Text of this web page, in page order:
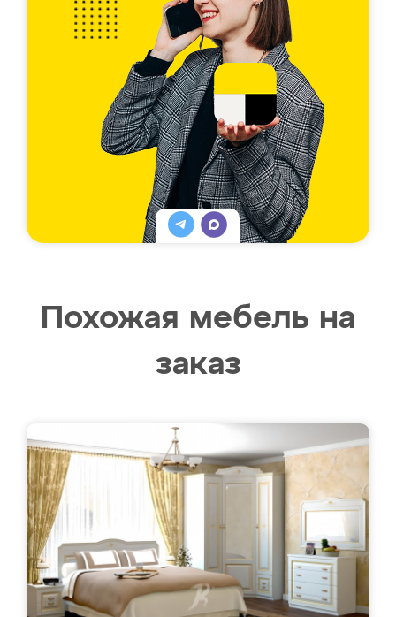
Похожая мебель на
заказ